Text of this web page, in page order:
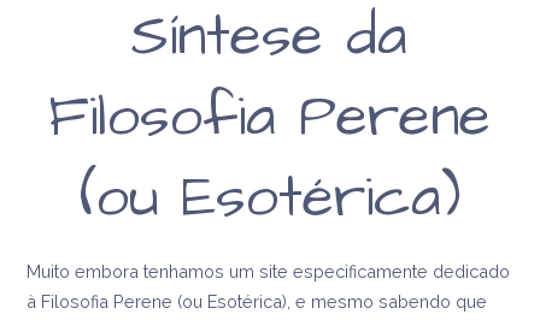
Síntese da
Filosofia Perene
(ou Esotérica)
Muito embora tenhamos um site especificamente dedicado
à Filosofia Perene (ou Esotérica), e mesmo sabendo que